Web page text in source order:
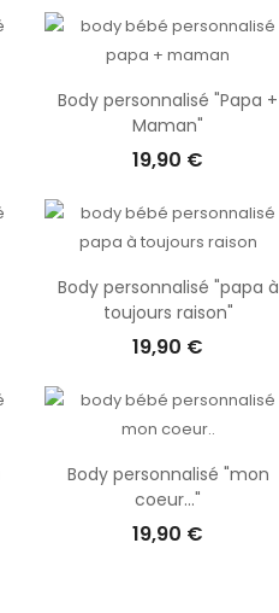
Body personnalisé "Papa +
Maman"
19,90 €
Body personnalisé "papa à
toujours raison"
19,90 €
Body personnalisé "mon
coeur..."
19,90 €